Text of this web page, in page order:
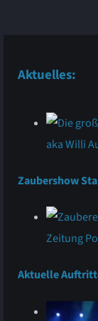
Aktuelles:
Zaubershow
Aktuelle